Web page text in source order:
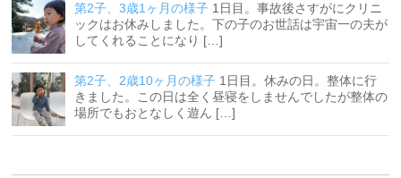
第2子、3歳1ヶ月の様子 1日目。事故後さすがにクリニ
ックはお休みしました。下の子のお世話は宇宙一の夫が
してくれることになり […]
第2子、2歳10ヶ月の様子 1日目。休みの日。整体に行
きました。この日は全く昼寝をしませんでしたが整体の
場所でもおとなしく遊ん […]